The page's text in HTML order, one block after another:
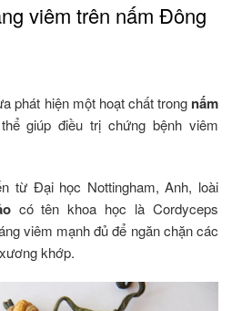
viêm trên nấm Đông
phát hiện một hoạt chất trong nấm
giúp điều trị chứng bệnh viêm
từ Đại học Nottingham, Anh, loài
có tên khoa học là Cordyceps
viêm mạnh đủ để ngăn chặn các
khớp.